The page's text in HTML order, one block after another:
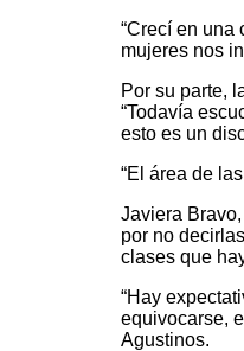
“Crecí en una
mujeres nos
Por su parte,
“Todavía
esto es un
“El área de
Javiera
por no
clases que
“Hay
equivocarse,
Agustinos.